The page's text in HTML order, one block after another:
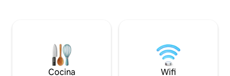
para cualquier persona que le guste
disfrutar de las atracciones de la zona o
simplemente le guste alojarse en un
espacio inspirador para el trabajo
una pequeña
Cocina Wifi